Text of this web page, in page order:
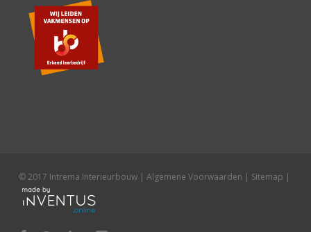
© 2017 Intrema Interieurbouw | Algemene Voorwaarden | Sitemap |